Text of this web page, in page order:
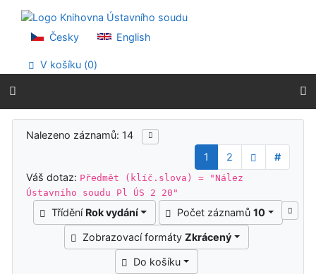
Přejít na menu
Prohlášení o webové přístupnosti
Česky English
V košíku (0)
Výsledky vyhledávání
Nalezeno záznamů: 14
1
2
#
Váš dotaz: Předmět (klíč.slova) = "Nález
Ústavního soudu Pl ÚS 2 20"
Třídění Rok vydání Počet záznamů 10
Zobrazovací formáty Zkrácený
Do košíku